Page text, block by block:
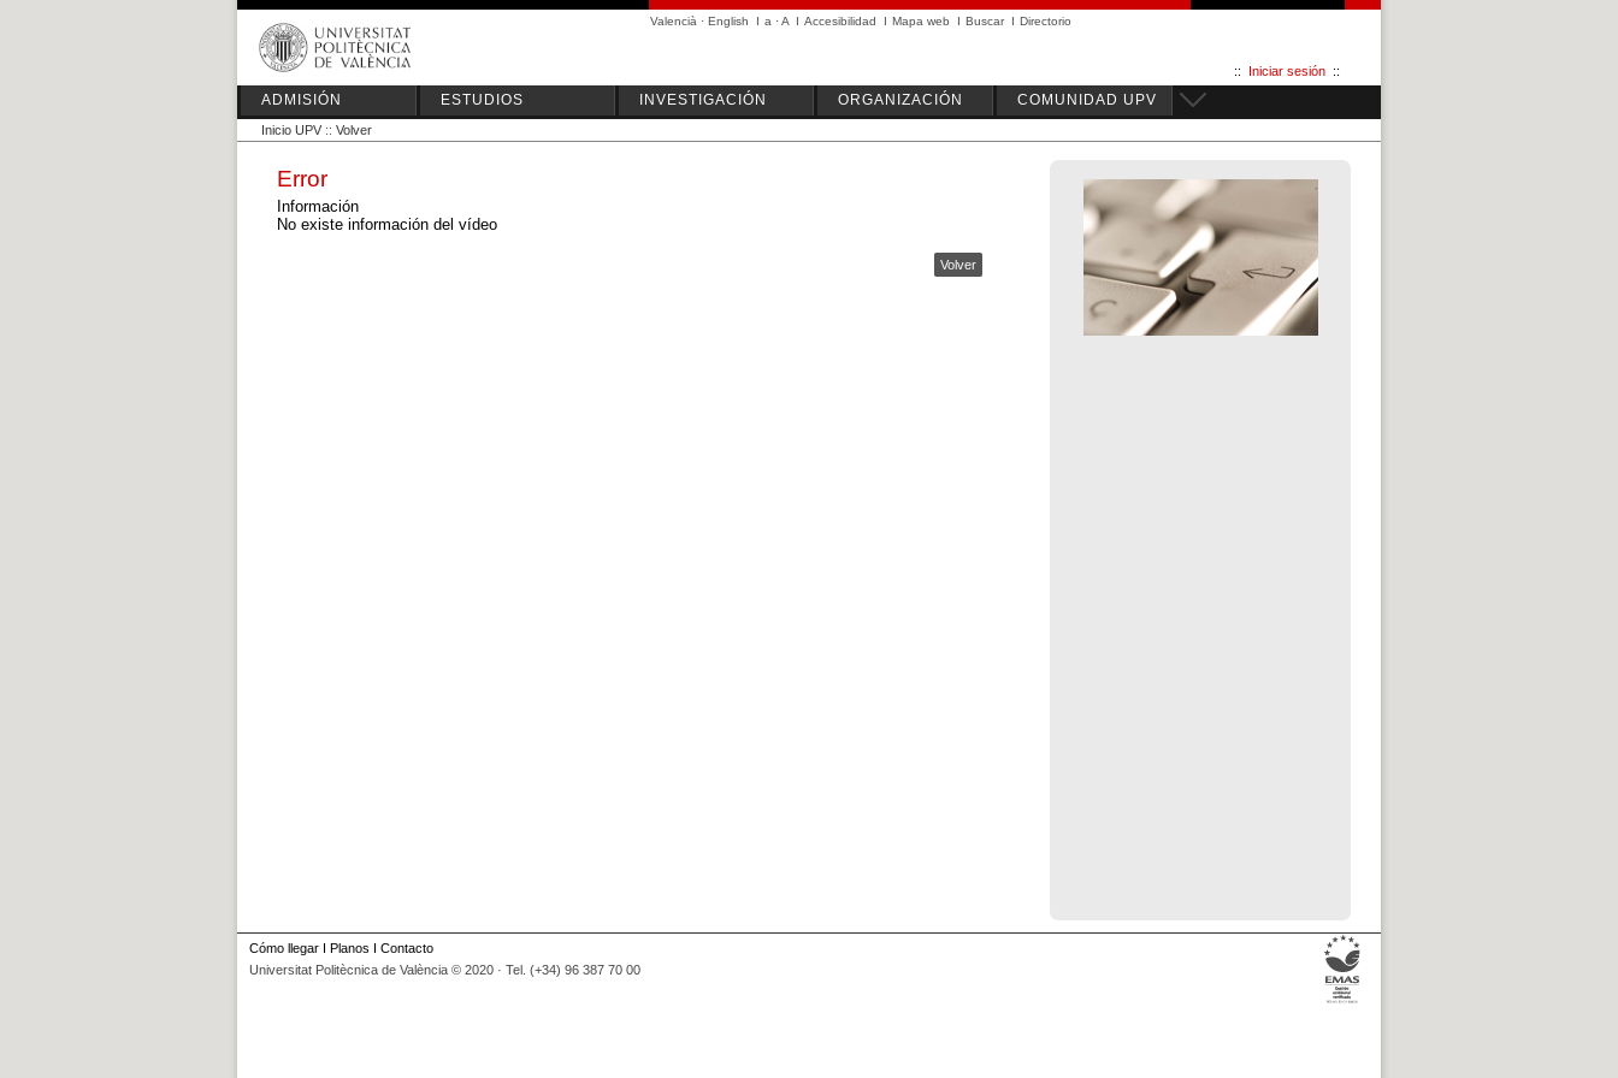
Valencià · English I a ·A I Accesibilidad I Mapa web I Buscar I Directorio
:: Iniciar sesión ::
ADMISIÓN ESTUDIOS INVESTIGACIÓN ORGANIZACIÓN COMUNIDAD UPV
Inicio UPV :: Volver
Error
Información
No existe información del vídeo
Volver
Cómo llegar I Planos I Contacto
Universitat Politècnica de València © 2020 · Tel. (+34) 96 387 70 00